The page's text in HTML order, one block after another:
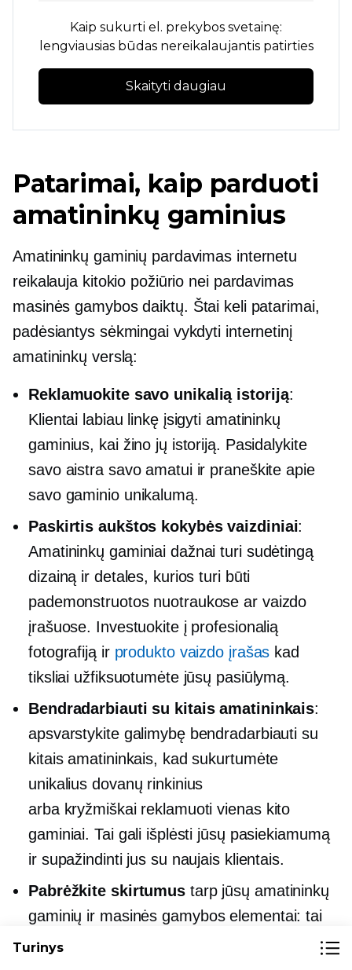
Kaip sukurti el. prekybos svetainę:
lengviausias būdas nereikalaujantis patirties
Skaityti daugiau
Patarimai, kaip parduoti
amatininkų gaminius
Amatininkų gaminių pardavimas internetu
reikalauja kitokio požiūrio nei pardavimas
masinės gamybosdaiktų. Štai keli patarimai,
padėsiantys sėkmingai vykdyti internetinį
amatininkų verslą:
Reklamuokite savo unikalią istoriją:
Klientai labiau linkę įsigyti amatininkų
gaminius, kai žino jų istoriją. Pasidalykite
savo aistra savo amatui ir praneškite apie
savo gaminio unikalumą.
Paskirtisaukštos kokybėsvaizdiniai:
Amatininkų gaminiai dažnai turi sudėtingą
dizainą ir detales, kurios turi būti
pademonstruotos nuotraukose ar vaizdo
įrašuose. Investuokite į profesionalią
fotografiją ir produkto vaizdo įrašas kad
tiksliai užfiksuotumėte jūsų pasiūlymą.
Bendradarbiauti su kitais amatininkais:
apsvarstykite galimybę bendradarbiauti su
kitais amatininkais, kad sukurtumėte
unikalius dovanų rinkinius
arba kryžmiškai reklamuoti vienas kito
gaminiai. Tai gali išplėsti jūsų pasiekiamumą
ir supažindinti jus su naujais klientais.
Pabrėžkite skirtumus tarp jūsų amatininkų
gaminių ir masinės gamyboselementai: tai
padeda klientams suprasti tikrąją jūsų
Turinys